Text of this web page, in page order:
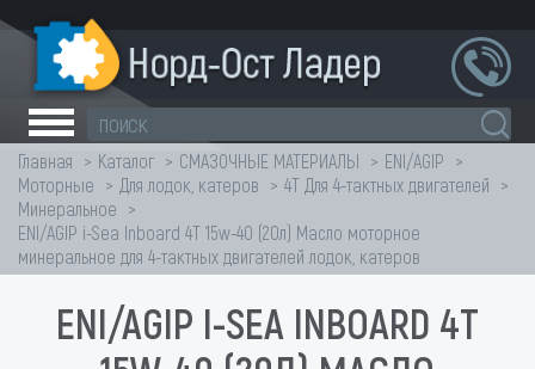
Главная Каталог СМАЗОЧНЫЕ МАТЕРИАЛЫ
ENI/AGIP
Моторные
Для лодок, катеров
4Т Для 4-тактных двигателей
Минеральное
ENI/AGIP i-Sea Inboard 4T 15w-40 (20л) Масло моторное
минеральное для 4-тактных двигателей лодок, катеров
ENI/AGIP I-SEA INBOARD 4T